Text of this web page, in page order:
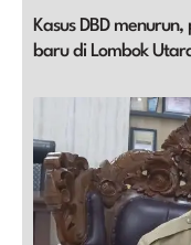
Kasus DBD
baru di Lombok